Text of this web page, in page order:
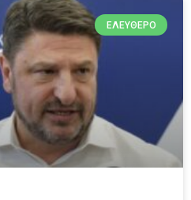
ΕΛΕΎΘΕΡΟ